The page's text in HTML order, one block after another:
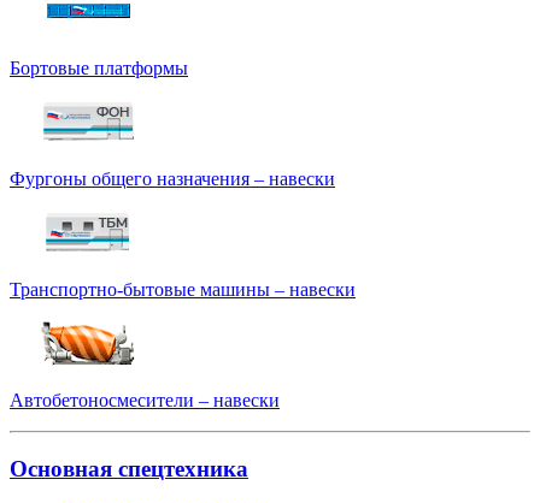
Бортовые платформы
Фургоны общего назначения – навески
Транспортно-бытовые машины – навески
Автобетоносмесители – навески
Основная спецтехника